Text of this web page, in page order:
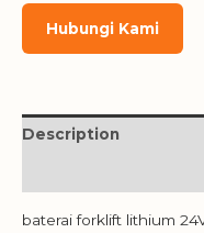
Hubungi Kami
Description
baterai forklift lithium